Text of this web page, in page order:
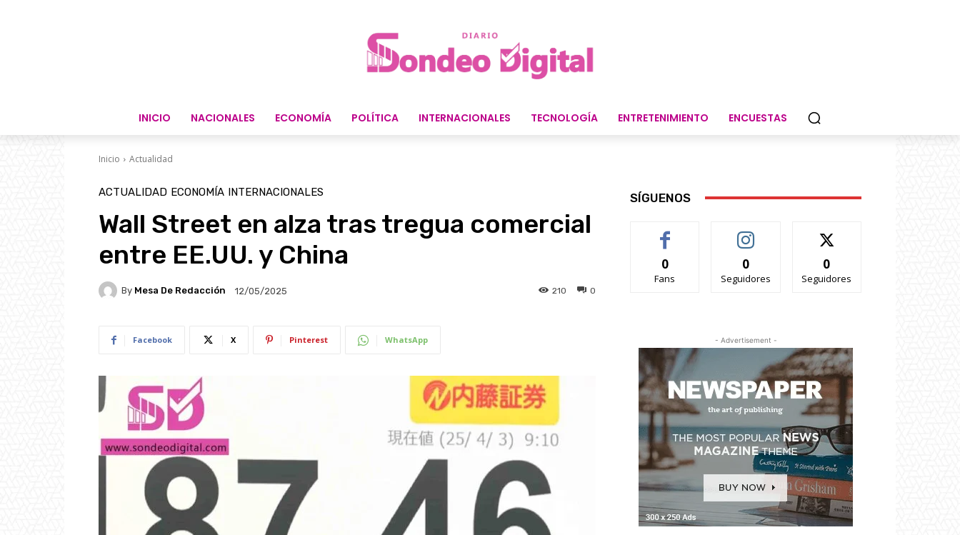
INICIO NACIONALES ECONOMÍA POLÍTICA INTERNACIONALES TECNOLOGÍA ENTRETENIMIENTO ENCUESTAS
Inicio Actualidad
ACTUALIDAD ECONOMÍA INTERNACIONALES
Wall Street en alza tras tregua comercial
entre EE.UU. y China
By Mesa De Redacción 12/05/2025 0
210
Facebook X Pinterest WhatsApp
SÍGUENOS
0
Fans
0
Seguidores
0
Seguidores
- Advertisement -